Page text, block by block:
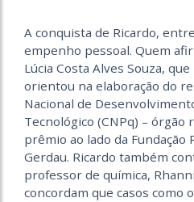
A conquista de Ricardo,
empenho pessoal. Quem
Lúcia Costa Alves Souza,
orientou na elaboração do
Nacional de
Tecnológico (CNPq) – órgão
prêmio ao lado da
Gerdau. Ricardo também
professor de química,
concordam que casos como